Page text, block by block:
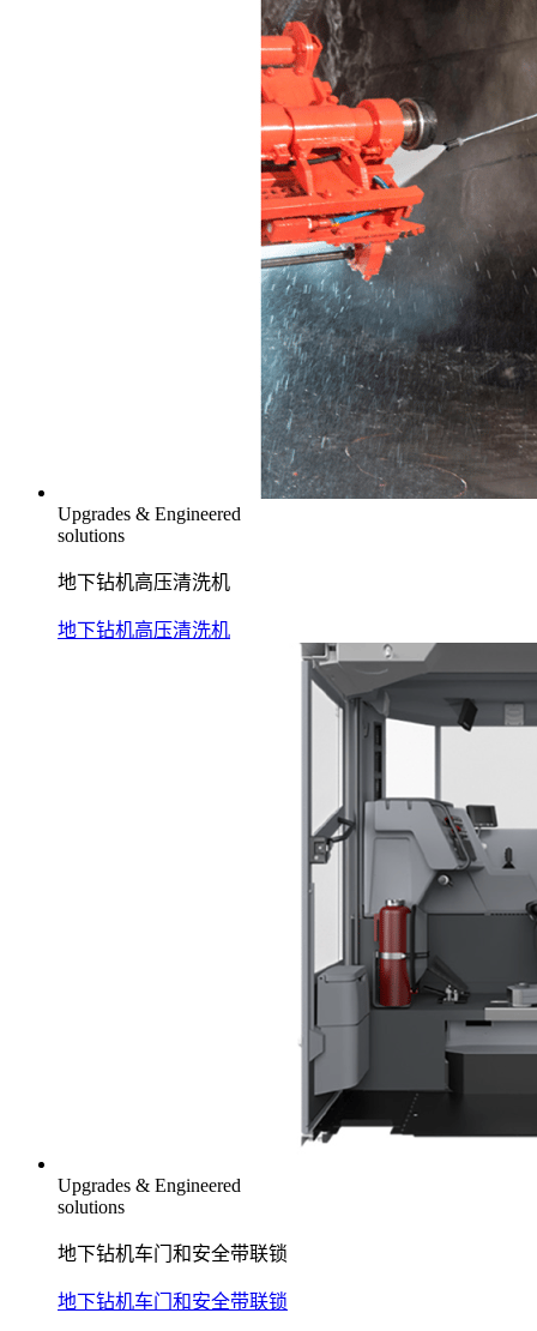
Upgrades & Engineered
solutions
地下钻机高压清洗机
地下钻机高压清洗机
Upgrades & Engineered
solutions
地下钻机车门和安全带联锁
地下钻机车门和安全带联锁